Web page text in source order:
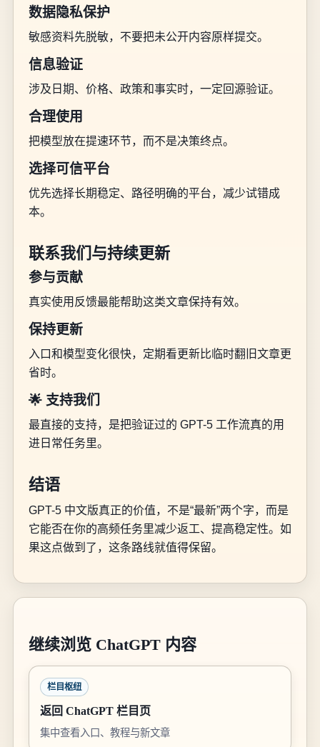
数据隐私保护
敏感资料先脱敏，不要把未公开内容原样提交。
信息验证
涉及日期、价格、政策和事实时，一定回源验证。
合理使用
把模型放在提速环节，而不是决策终点。
选择可信平台
优先选择长期稳定、路径明确的平台，减少试错成
本。
联系我们与持续更新
参与贡献
真实使用反馈最能帮助这类文章保持有效。
保持更新
入口和模型变化很快，定期看更新比临时翻旧文章更
省时。
🌟 支持我们
最直接的支持，是把验证过的 GPT-5 工作流真的用
进日常任务里。
结语
GPT-5 中文版真正的价值，不是“最新”两个字，而是
它能否在你的高频任务里减少返工、提高稳定性。如
果这点做到了，这条路线就值得保留。
继续浏览 ChatGPT 内容
栏目枢纽
返回 ChatGPT 栏目页
集中查看入口、教程与新文章